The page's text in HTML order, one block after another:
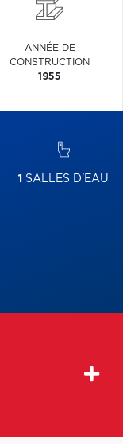
ANNÉE DE
CONSTRUCTION
1955
1 SALLES D'EAU